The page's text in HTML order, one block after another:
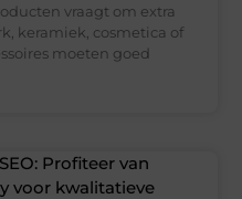
vraagt om extra
keramiek, cosmetica of
moeten goed
Profiteer van
voor kwalitatieve